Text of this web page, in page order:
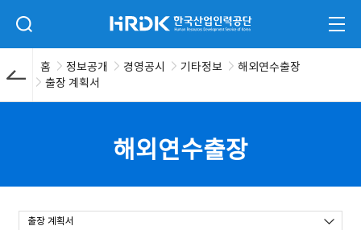
검색 입력폼 열기 HRDK 한국산업인력공단 전체
홈 정보공개 경영공시 기타정보
해외연수출장
출장 계획서
해외연수출장
출장 계획서